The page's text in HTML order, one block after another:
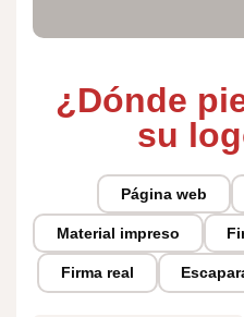
¿Dónde
su
Página web
Material impreso
Firma real